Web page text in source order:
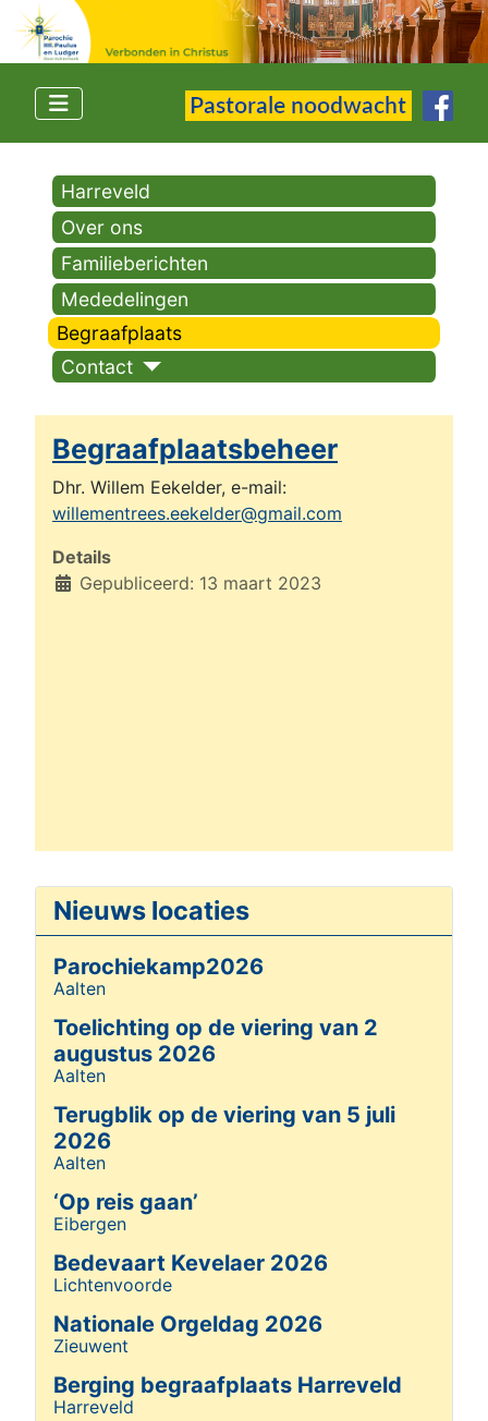
Harreveld
Over ons
Familieberichten
Mededelingen
Begraafplaats
Contact
Begraafplaatsbeheer
Dhr. Willem Eekelder, e-mail:
willementrees.eekelder@gmail.com
Details
Gepubliceerd: 13 maart 2023
Nieuws locaties
Parochiekamp2026
Details
Aalten
Toelichting op de viering van 2
augustus 2026
Details
Aalten
Terugblik op de viering van 5 juli
2026
Details
Aalten
‘Op reis gaan’
Details
Eibergen
Bedevaart Kevelaer 2026
Details
Lichtenvoorde
Nationale Orgeldag 2026
Details
Zieuwent
Berging begraafplaats Harreveld
Details
Harreveld